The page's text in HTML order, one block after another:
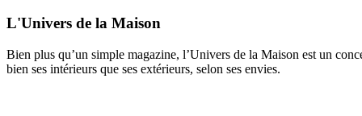
L'Univers de la Maison
Bien plus qu’un simple magazine, l’Univers de la Maison est un
bien ses intérieurs que ses extérieurs, selon ses envies.